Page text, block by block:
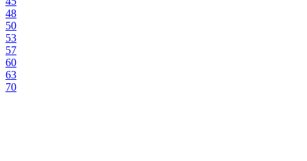
48
50
53
57
60
63
70